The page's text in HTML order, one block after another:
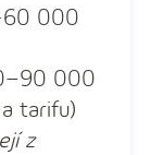
000
000
tarifu)
z